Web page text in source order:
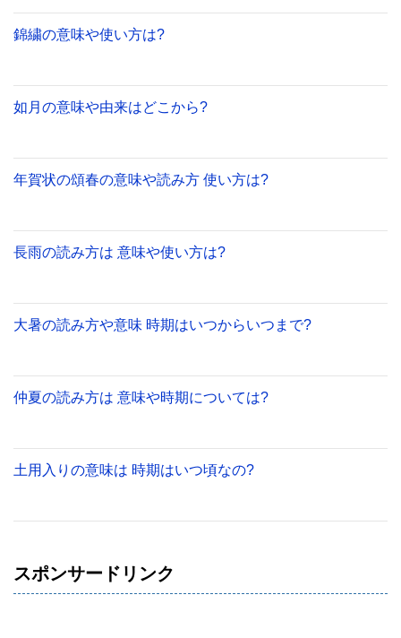
錦繍の意味や使い方は?
如月の意味や由来はどこから?
年賀状の頌春の意味や読み方 使い方は?
長雨の読み方は 意味や使い方は?
大暑の読み方や意味 時期はいつからいつまで?
仲夏の読み方は 意味や時期については?
土用入りの意味は 時期はいつ頃なの?
スポンサードリンク